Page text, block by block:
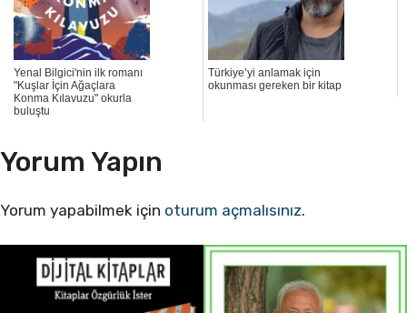
Yenal Bilgici'nin ilk romanı
"Kuşlar İçin Ağaçlara
Konma Kılavuzu" okurla
buluştu
Türkiye’yi anlamak için
okunması gereken bir kitap
Yorum Yapın
Yorum yapabilmek için oturum açmalısınız.